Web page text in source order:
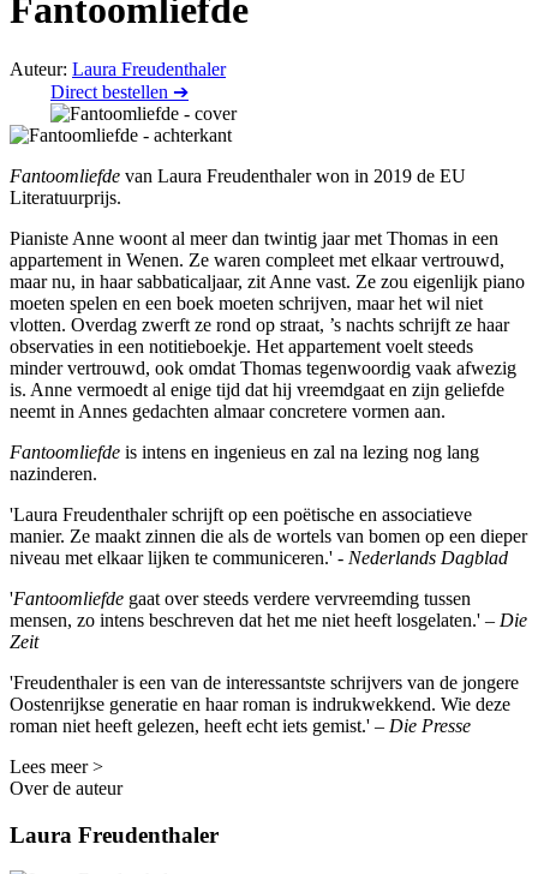
Fantoomliefde
Auteur: Laura Freudenthaler
Direct bestellen ➔
Fantoomliefde van Laura Freudenthaler won in 2019 de EU
Literatuurprijs.
Pianiste Anne woont al meer dan twintig jaar met Thomas in een
appartement in Wenen. Ze waren compleet met elkaar vertrouwd,
maar nu, in haar sabbaticaljaar, zit Anne vast. Ze zou eigenlijk piano
moeten spelen en een boek moeten schrijven, maar het wil niet
vlotten. Overdag zwerft ze rond op straat, ’s nachts schrijft ze haar
observaties in een notitieboekje. Het appartement voelt steeds
minder vertrouwd, ook omdat Thomas tegenwoordig vaak afwezig
is. Anne vermoedt al enige tijd dat hij vreemdgaat en zijn geliefde
neemt in Annes gedachten almaar concretere vormen aan.
Fantoomliefde is intens en ingenieus en zal na lezing nog lang
nazinderen.
'Laura Freudenthaler schrijft op een poëtische en associatieve
manier. Ze maakt zinnen die als de wortels van bomen op een dieper
niveau met elkaar lijken te communiceren.' - Nederlands Dagblad
'Fantoomliefde gaat over steeds verdere vervreemding tussen
mensen, zo intens beschreven dat het me niet heeft losgelaten.' – Die
Zeit
'Freudenthaler is een van de interessantste schrijvers van de jongere
Oostenrijkse generatie en haar roman is indrukwekkend. Wie deze
roman niet heeft gelezen, heeft echt iets gemist.' – Die Presse
Lees meer >
Over de auteur
Laura Freudenthaler